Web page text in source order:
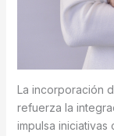
La incorporación
refuerza la
impulsa iniciativas